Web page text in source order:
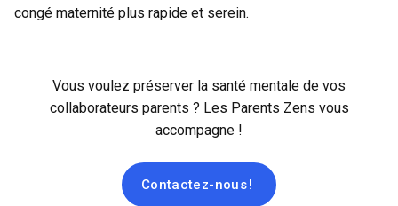
congé maternité plus rapide et serein.
Vous voulez préserver la santé mentale de vos
collaborateurs parents ? Les Parents Zens vous
accompagne !
Contactez-nous !